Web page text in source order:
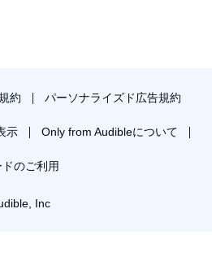
約 パーソナライズド広告規約
示 Only from Audibleについて
のご利用
Inc